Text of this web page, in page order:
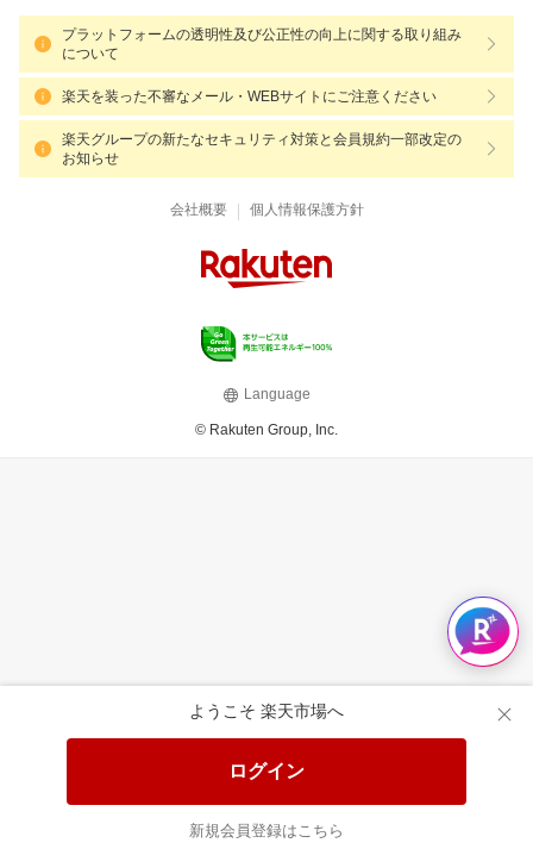
ようこそ 楽天市場へ
ログイン
新規会員登録はこちら
プラットフォームの透明性及び公正性の向上に関する取り組み
について
楽天を装った不審なメール・WEBサイトにご注意ください
楽天グループの新たなセキュリティ対策と会員規約一部改定の
お知らせ
会社概要 | 個人情報保護方針
Language
© Rakuten Group, Inc.